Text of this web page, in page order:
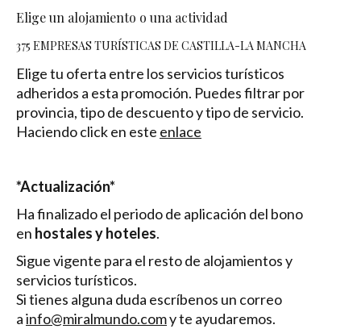
Elige un alojamiento o una actividad
375 EMPRESAS TURÍSTICAS DE CASTILLA-LA MANCHA
Elige tu oferta entre los servicios turísticos
adheridos a esta promoción. Puedes filtrar por
provincia, tipo de descuento y tipo de servicio.
Haciendo click en este enlace
*Actualización*
Ha finalizado el periodo de aplicación del bono
en hostales y hoteles.
Sigue vigente para el resto de alojamientos y
servicios turísticos.
Si tienes alguna duda escríbenos un correo
ainfo@miralmundo.comy te ayudaremos.